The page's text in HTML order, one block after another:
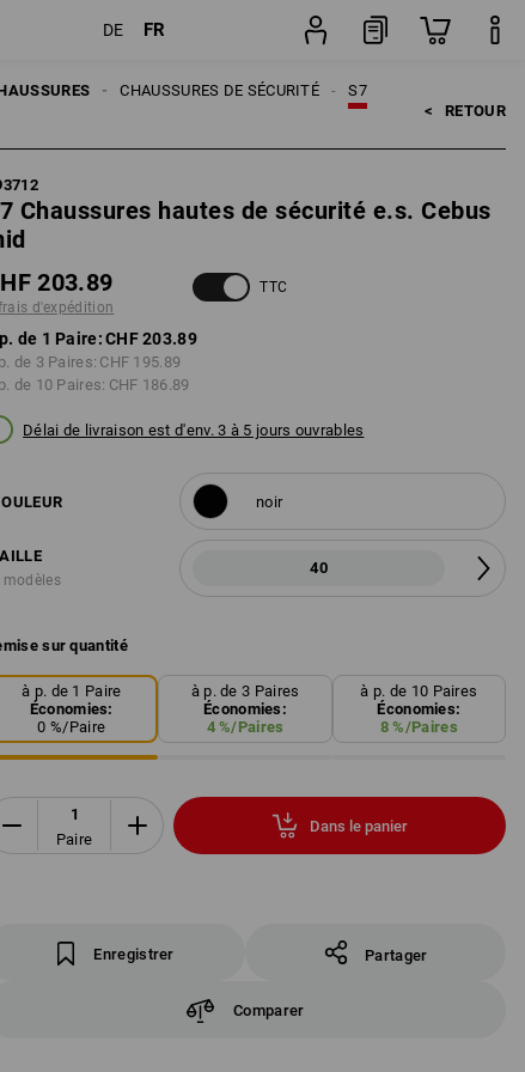
DE FR
S7
CHAUSSURES DE SÉCURITÉ
< RETOUR
Chaussures hautes de sécurité e.s. Cebus
203.89
d'expédition
TTC
de 1 Paire:CHF 203.89
de 3 Paires: CHF 195.89
de 10 Paires: CHF 186.89
Délai de livraison est d'env. 3 à 5 jours ouvrables
noir
modèles
40
sur quantité
à p. de 1 Paire
Économies:
0 %/Paire
à p. de 3 Paires
Économies:
4%/Paires
à p. de 10 Paires
Économies:
8 %/Paires
Paire
Dans le panier
Enregistrer Partager
Comparer